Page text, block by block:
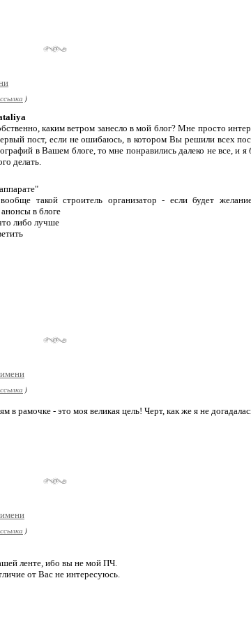
ссылка )
каким ветром занесло в мой блог? Мне просто
пост, если не ошибаюсь, в котором Вы решили всех
в Вашем блоге, то мне понравились далеко не все, и я
делать.
такой строитель организатор - если будет
в блоге
либо лучше
ссылка )
в рамочке - это моя великая цель! Черт, как же я не
ссылка )
ленте, ибо вы не мой ПЧ.
от Вас не интересуюсь.